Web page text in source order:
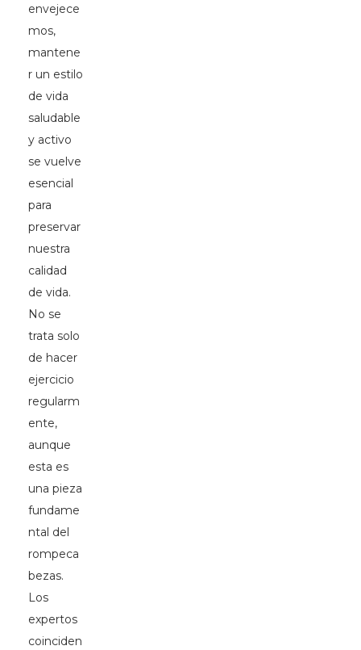
envejece
mos,
mantene
r un estilo
de vida
saludable
y activo
se vuelve
esencial
para
preservar
nuestra
calidad
de vida.
No se
trata solo
de hacer
ejercicio
regularm
ente,
aunque
esta es
una pieza
fundame
ntal del
rompeca
bezas.
Los
expertos
coinciden